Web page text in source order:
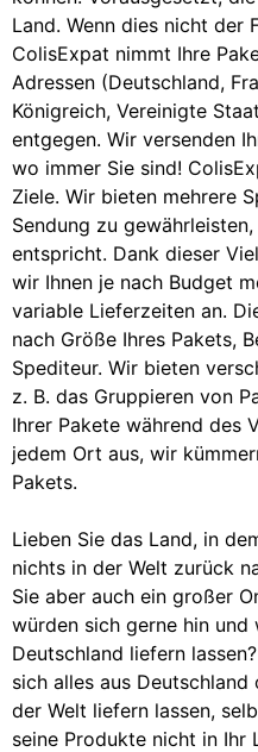
Land. Wenn dies nicht der
ColisExpat nimmt Ihre
Adressen (Deutschland,
Königreich, Vereinigte
entgegen. Wir versenden
wo immer Sie sind!
Ziele. Wir bieten mehrere
Sendung zu
entspricht. Dank dieser
wir Ihnen je nach Budget
variable Lieferzeiten an.
nach Größe Ihres Pakets,
Spediteur. Wir bieten
z. B. das Gruppieren von
Ihrer Pakete während des
jedem Ort aus, wir
Pakets.
Lieben Sie das Land, in
nichts in der Welt zurück
Sie aber auch ein großer
würden sich gerne hin
Deutschland liefern
sich alles aus
der Welt liefern lassen,
seine Produkte nicht in Ihr